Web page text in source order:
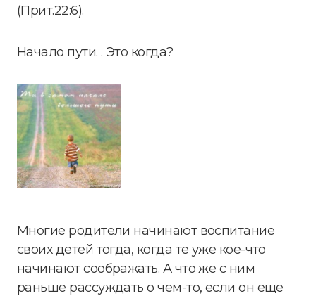
(Прит.22:6).
Начало пути. . Это когда?
Многие родители начинают воспитание
своих детей тогда, когда те уже кое-что
начинают соображать. А что же с ним
раньше рассуждать о чем-то, если он еще